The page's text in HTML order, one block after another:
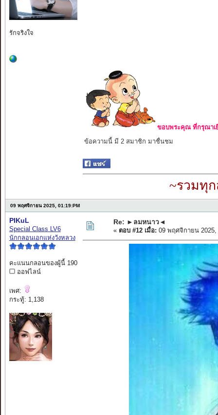
รักจริงใจ
ขอบพระคุณ ที่กรุณาเ
ข้อความนี้ มี 2 สมาชิก มาชื่นชม
~รวมทุ
09 พฤศจิกายน 2025, 01:19:PM
PIKuL
Special Class LV6
นักกลอนเอกแห่งวังหลวง
คะแนนกลอนของผู้นี้ 190
ออฟไลน์
เพศ:
กระทู้: 1,138
Re: ►ลมหนาว◄
« ตอบ #12 เมื่อ: 09 พฤศจิกายน 2025,